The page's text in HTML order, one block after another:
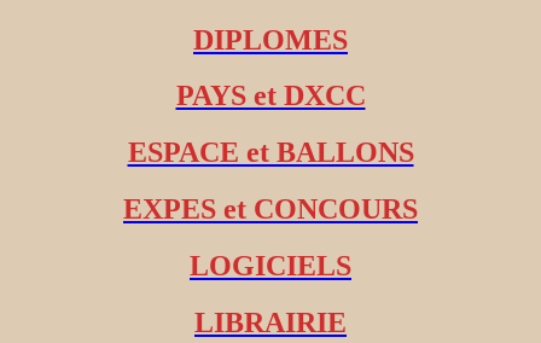
DIPLOMES
PAYS et DXCC
ESPACE et BALLONS
EXPES et CONCOURS
LOGICIELS
LIBRAIRIE